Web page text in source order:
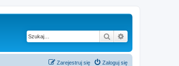
Szukaj
Zaloguj się
Zarejestruj się